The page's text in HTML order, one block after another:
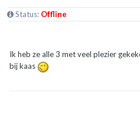
Status: Offline
Ik heb ze alle 3 met veel plezier
bij kaas